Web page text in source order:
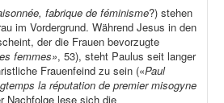
fabrique de féminisme?) stehen
im Vordergrund. Während Jesus in den
der die Frauen bevorzugte
femmes», 53), steht Paulus seit langer
Frauenfeind zu sein («Paul
la réputation de premier misogyne
Nachfolge lese sich die